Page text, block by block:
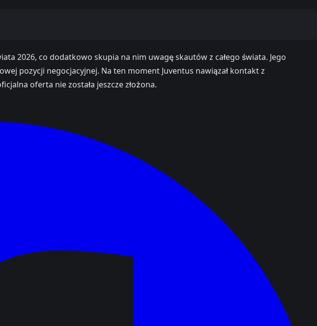
2026, co dodatkowo skupia na nim uwagę skautów z całego świata. Jego
pozycji negocjacyjnej. Na ten moment Juventus nawiązał kontakt z
oferta nie została jeszcze złożona.